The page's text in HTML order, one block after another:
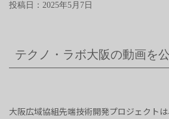
投稿日：2025年5月7日
テクノ・ラボ大阪の動画を
大阪広域協組先端技術開発プロジェクト